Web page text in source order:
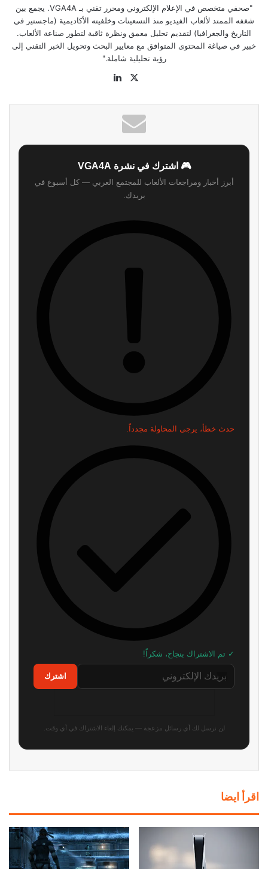
"صحفي متخصص في الإعلام الإلكتروني ومحرر تقني بـ VGA4A. يجمع بين
شغفه الممتد لألعاب الفيديو منذ التسعينات وخلفيته الأكاديمية (ماجستير في
التاريخ والجغرافيا) لتقديم تحليل معمق ونظرة ثاقبة لتطور صناعة الألعاب.
خبير في صياغة المحتوى المتوافق مع معايير البحث وتحويل الخبر التقني إلى
رؤية تحليلية شاملة."
موقع
‫X
🎮 اشترك في نشرة VGA4A
أبرز أخبار ومراجعات الألعاب للمجتمع العربي — كل أسبوع في
بريدك.
حدث خطأ، يرجى المحاولة مجدداً.
✓ تم الاشتراك بنجاح، شكراً!
اشترك
لن نرسل لك أي رسائل مزعجة — يمكنك إلغاء الاشتراك في أي وقت.
اقرأ ايضا